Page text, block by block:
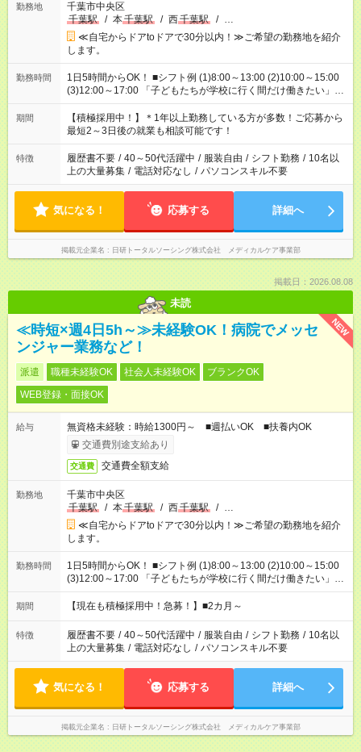
勤務地
千葉市中央区
千葉駅
/ 本千葉駅 / 西千葉駅 / …
≪自宅からドアtoドアで30分以内！≫ご希望の勤務地を紹介
します。
勤務時間
1日5時間からOK！ ■シフト例 (1)8:00～13:00 (2)10:00～15:00
(3)12:00～17:00 「子どもたちが学校に行く間だけ働きたい」
「余裕を持って夕飯の準備がしたい」 「午前中は働いて、午後
はプライベートの時間にしたい」 など、ご希望を教えてくださ
いね。 ※Wワーク希望の方へ 今ご覧のお仕事で希望する勤務時
間と、もう1つのお仕事の勤務時間。 合計で週40時間を超える
場合は応募できません。
期間
【積極採用中！】＊1年以上勤務している方が多数！ご応募から
最短2～3日後の就業も相談可能です！
特徴 履歴書不要 / 40～50代活躍中 / 服装自由 / シフト勤務 / 10名以
上の大量募集 / 電話対応なし / パソコンスキル不要
気になる！ 応募する 詳細へ
掲載元企業名 日研トータルソーシング株式会社 メディカルケア事業部
掲載日：2026.08.08
未読
NEW
≪時短×週4日5h～≫未経験OK！病院でメッセ
ンジャー業務など！
派遣 職種未経験OK 社会人未経験OK
ブランクOK
WEB登録・面接OK
給与
無資格未経験：時給1300円～ ■週払いOK ■扶養内OK
交通費別途支給あり
交通費 交通費全額支給
勤務地
千葉市中央区
千葉駅
/ 本千葉駅 / 西千葉駅 / …
≪自宅からドアtoドアで30分以内！≫ご希望の勤務地を紹介
します。
勤務時間
1日5時間からOK！ ■シフト例 (1)8:00～13:00 (2)10:00～15:00
(3)12:00～17:00 「子どもたちが学校に行く間だけ働きたい」
「余裕を持って夕飯の準備がしたい」 「午前中は働いて、午後
はプライベートの時間にしたい」 など、ご希望を教えてくださ
間と、もう1つのお仕事の勤務時間。 合計で週40時間を超える
場合は応募できません。
期間 【現在も積極採用中！急募！】■2カ月～
特徴 履歴書不要 / 40～50代活躍中 / 服装自由 / シフト勤務 / 10名以
上の大量募集 / 電話対応なし / パソコンスキル不要
気になる！ 応募する 詳細へ
掲載元企業名 日研トータルソーシング株式会社 メディカルケア事業部